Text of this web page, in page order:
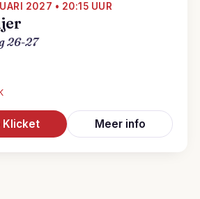
2027 • 20:15 UUR
26-27
Klicket Meer info